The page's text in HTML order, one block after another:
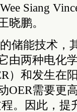
Siang
晓鹏。
储能技术，
由两种电化
）和发生在
OER需要更
。因此，提